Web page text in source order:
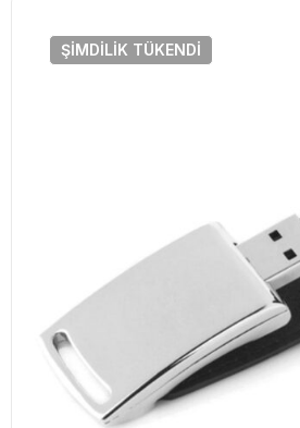
ŞIMDILIK TÜKENDI